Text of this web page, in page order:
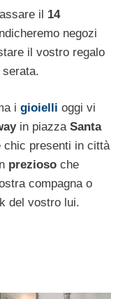
il 14
negozi
il vostro regalo
i gioielli oggi vi
in piazza Santa
chic presenti in città
prezioso che
compagna o
del vostro lui.